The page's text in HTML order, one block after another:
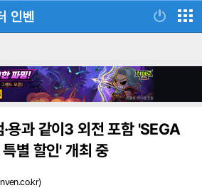
인벤
용과 같이3 외전 포함 'SEGA
별 할인' 개최 중
)